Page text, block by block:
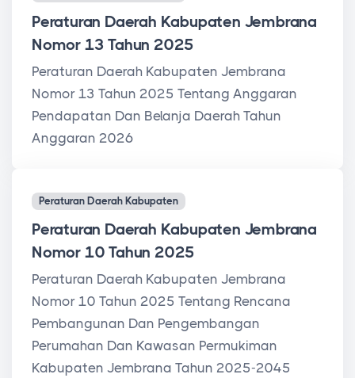
Peraturan Daerah Kabupaten Jembrana
Nomor 13 Tahun 2025
Peraturan Daerah Kabupaten Jembrana
Nomor 13 Tahun 2025 Tentang Anggaran
Pendapatan Dan Belanja Daerah Tahun
Anggaran 2026
Peraturan Daerah Kabupaten
Peraturan Daerah Kabupaten Jembrana
Nomor 10 Tahun 2025
Peraturan Daerah Kabupaten Jembrana
Nomor 10 Tahun 2025 Tentang Rencana
Pembangunan Dan Pengembangan
Perumahan Dan Kawasan Permukiman
Kabupaten Jembrana Tahun 2025-2045